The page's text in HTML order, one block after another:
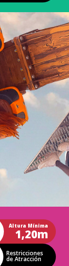
Altura Mínima
1,20m
Restricciones
de Atracción